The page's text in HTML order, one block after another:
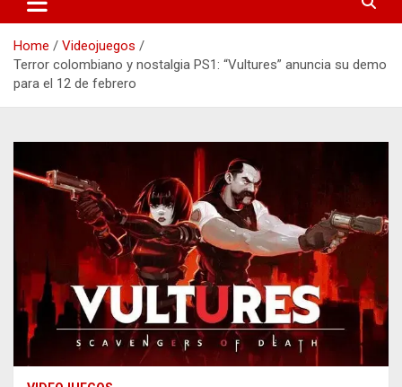
Home
Videojuegos
Terror colombiano y nostalgia PS1: “Vultures” anuncia su demo
para el 12 de febrero